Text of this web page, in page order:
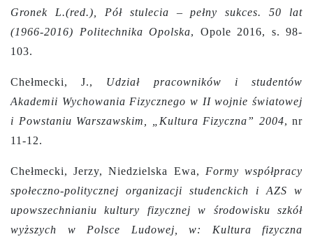
Gronek L.(red.), Pół stulecia – pełny sukces. 50 lat
(1966-2016) Politechnika Opolska, Opole 2016, s. 98-
103.
Chełmecki, J., Udział pracowników i studentów
Akademii Wychowania Fizycznego w II wojnie światowej
i Powstaniu Warszawskim, „Kultura Fizyczna” 2004, nr
11-12.
Chełmecki, Jerzy, Niedzielska Ewa, Formy współpracy
społeczno-politycznej organizacji studenckich i AZS w
upowszechnianiu kultury fizycznej w środowisku szkół
wyższych w Polsce Ludowej, w: Kultura fizyczna